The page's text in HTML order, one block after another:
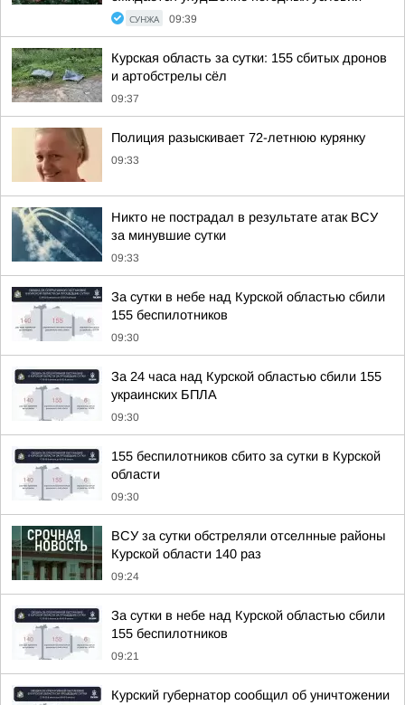
СУНЖА 09:39
Курская область за сутки: 155 сбитых дронов
и артобстрелы сёл
09:37
Полиция разыскивает 72-летнюю курянку
09:33
Никто не пострадал в результате атак ВСУ
за минувшие сутки
09:33
За сутки в небе над Курской областью сбили
155 беспилотников
09:30
За 24 часа над Курской областью сбили 155
украинских БПЛА
09:30
155 беспилотников сбито за сутки в Курской
области
09:30
ВСУ за сутки обстреляли отселнные районы
Курской области 140 раз
09:24
За сутки в небе над Курской областью сбили
155 беспилотников
09:21
Курский губернатор сообщил об уничтожении